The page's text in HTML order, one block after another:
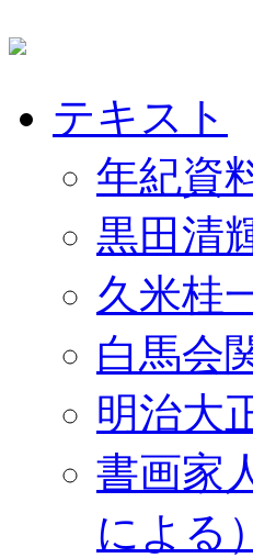
テキスト
年紀資
黒田清
久米桂
白馬会
明治大
書画家
による）